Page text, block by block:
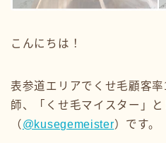
こんにちは！
表参道エリアでくせ毛顧客
師、「くせ毛マイスター」
（ @kusegemeister）です。